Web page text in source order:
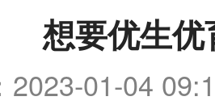
想要优生
2023-01-04